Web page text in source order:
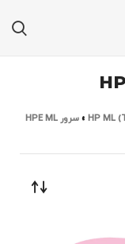
»
سرور HPE ML